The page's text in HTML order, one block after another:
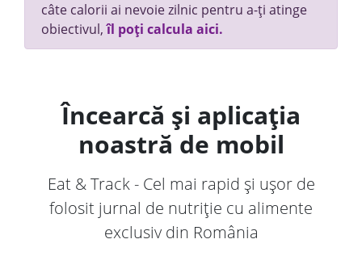
câte calorii ai nevoie zilnic pentru a-ți atinge
obiectivul,îl poți calcula aici.
Încearcă și aplicația
noastră de mobil
Eat & Track - Cel mai rapid și ușor de
folosit jurnal de nutriție cu alimente
exclusiv din România